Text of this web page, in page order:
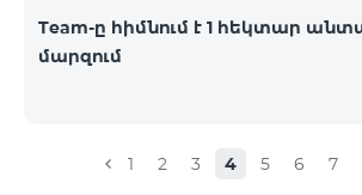
Team-ը հիմնում է 1 հեկտար
մարզում
1 2 3 4 5 6 7